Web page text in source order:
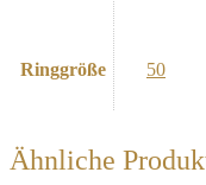
Ringgröße 50
Ähnliche